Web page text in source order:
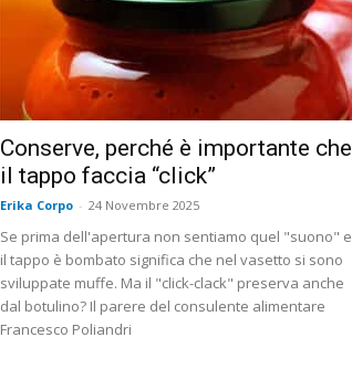
Conserve, perché è importante che
il tappo faccia “click”
Erika Corpo - 24 Novembre 2025
Se prima dell'apertura non sentiamo quel "suono" e
il tappo è bombato significa che nel vasetto si sono
sviluppate muffe. Ma il "click-clack" preserva anche
dal botulino? Il parere del consulente alimentare
Francesco Poliandri